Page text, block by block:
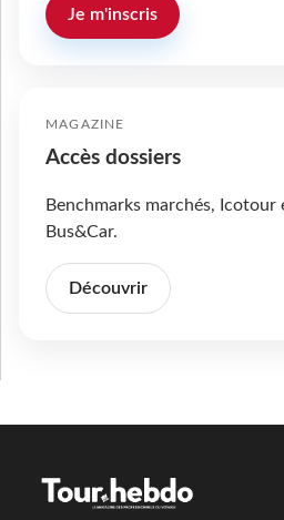
Je m'inscris
MAGAZINE
Accès dossiers
Benchmarks marchés, Icotour
Bus&Car.
Découvrir